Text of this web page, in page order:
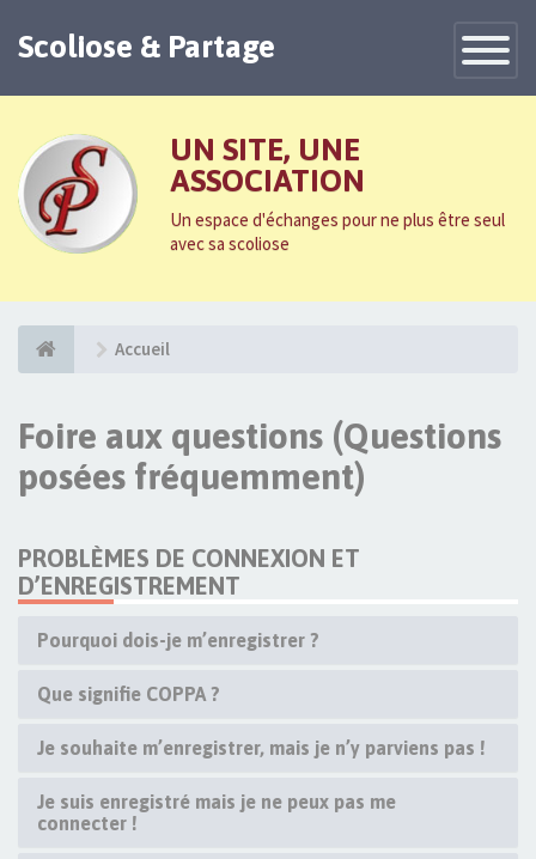
Toggle
Scoliose & Partage
UN SITE, UNE
ASSOCIATION
Un espace d'échanges pour ne plus être seul
avec sa scoliose
Accueil
Foire aux questions (Questions
posées fréquemment)
PROBLÈMES DE CONNEXION ET
D’ENREGISTREMENT
Pourquoi dois-je m’enregistrer ?
Que signifie COPPA ?
Je souhaite m’enregistrer, mais je n’y parviens pas !
Je suis enregistré mais je ne peux pas me
connecter !